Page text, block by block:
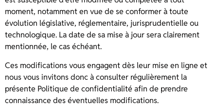
moment, notamment en vue de se conformer à toute
évolution législative, réglementaire, jurisprudentielle ou
technologique. La date de sa mise à jour sera clairement
mentionnée, le cas échéant.
Ces modifications vous engagent dès leur mise en ligne et
nous vous invitons donc à consulter régulièrement la
présente Politique de confidentialité afin de prendre
connaissance des éventuelles modifications.